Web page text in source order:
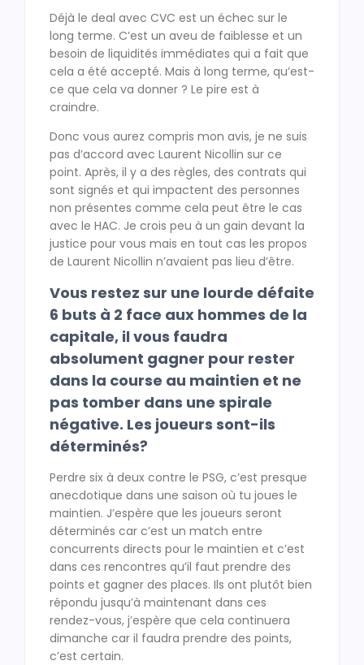
Déjà le deal avec CVC est un échec sur le
long terme. C’est un aveu de faiblesse et un
besoin de liquidités immédiates qui a fait que
cela a été accepté. Mais à long terme, qu’est-
ce que cela va donner ? Le pire est à
craindre.
Donc vous aurez compris mon avis, je ne suis
pas d’accord avec Laurent Nicollin sur ce
point. Après, il y a des règles, des contrats qui
sont signés et qui impactent des personnes
non présentes comme cela peut être le cas
avec le HAC. Je crois peu à un gain devant la
justice pour vous mais en tout cas les propos
de Laurent Nicollin n’avaient pas lieu d’être.
Vous restez sur une lourde défaite
6 buts à 2 face aux hommes de la
capitale, il vous faudra
absolument gagner pour rester
dans la course au maintien et ne
pas tomber dans une spirale
négative. Les joueurs sont-ils
déterminés?
Perdre six à deux contre le PSG, c’est presque
anecdotique dans une saison où tu joues le
maintien. J’espère que les joueurs seront
déterminés car c’est un match entre
concurrents directs pour le maintien et c’est
dans ces rencontres qu’il faut prendre des
points et gagner des places. Ils ont plutôt bien
répondu jusqu’à maintenant dans ces
rendez-vous, j’espère que cela continuera
dimanche car il faudra prendre des points,
c’est certain.